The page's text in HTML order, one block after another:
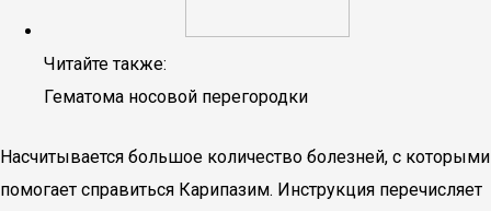
Читайте также:
Гематома носовой перегородки
Насчитывается большое количество болезней, с которыми
помогает справиться Карипазим. Инструкция перечисляет